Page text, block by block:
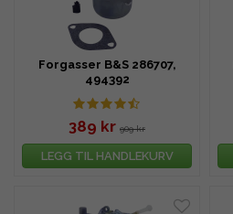
Forgasser B&S 286707,
494392
389 kr 909 kr
LEGG TIL HANDLEKURV